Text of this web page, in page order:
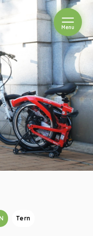
Menuを開閉
Tern